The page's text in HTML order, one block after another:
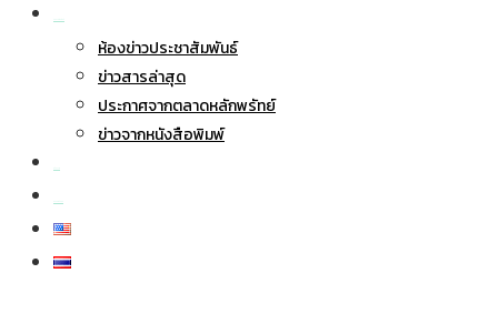
ห้องข่าวประชาสัมพันธ์
ข่าวสารล่าสุด
ประกาศจากตลาดหลักพรัทย์
ข่าวจากหนังสือพิมพ์